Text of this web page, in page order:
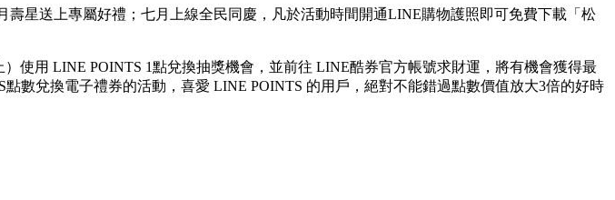
星送上專屬好禮；七月上線全民同慶，凡於活動時間開通LINE購物護照即可免費下載「松
使用 LINE POINTS 1點兌換抽獎機會，並前往 LINE酷券官方帳號求財運，將有機會獲得最
數兌換電子禮券的活動，喜愛 LINE POINTS 的用戶，絕對不能錯過點數價值放大3倍的好時